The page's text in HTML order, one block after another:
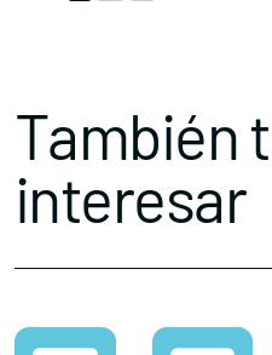
También
interesar